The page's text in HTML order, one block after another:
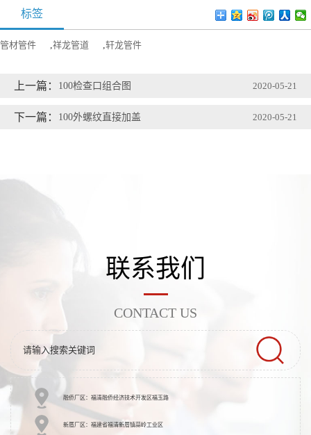
标签
管材管件 祥龙管道 轩龙管件
上一篇： 100检查口组合图 2020-05-21
下一篇： 100外螺纹直接加盖 2020-05-21
联系我们
CONTACT US
融侨厂区：福清融侨经济技术开发区福玉路
新厝厂区：福建省福清新厝镇蒜岭工业区